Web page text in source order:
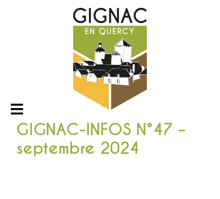
GIGNAC-INFOS N°47 –
septembre 2024